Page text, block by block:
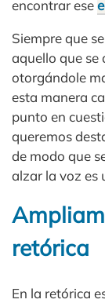
encontrar ese
Siempre que
aquello que se
otorgándole
esta manera
punto en
queremos
de modo que
alzar la voz es
retórica
En la retórica